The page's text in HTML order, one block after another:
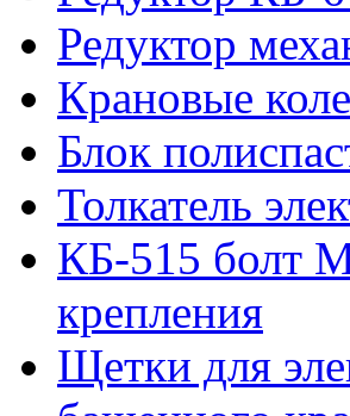
Редуктор
Крановые
Блок
Толкатель
КБ-515 болт
крепления
Щетки для